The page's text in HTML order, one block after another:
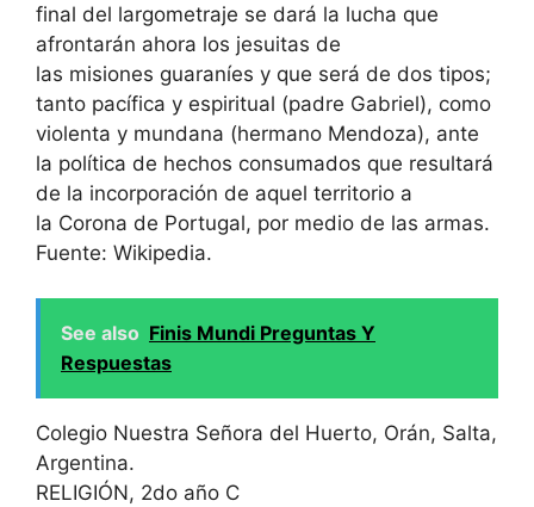
final del largometraje se dará la lucha que
afrontarán ahora los jesuitas de
las misiones guaraníes y que será de dos tipos;
tanto pacífica y espiritual (padre Gabriel), como
violenta y mundana (hermano Mendoza), ante
la política de hechos consumados que resultará
de la incorporación de aquel territorio a
la Corona de Portugal, por medio de las armas.
Fuente: Wikipedia.
See also Finis Mundi Preguntas Y
Respuestas
Colegio Nuestra Señora del Huerto, Orán, Salta,
Argentina.
RELIGIÓN, 2do año C